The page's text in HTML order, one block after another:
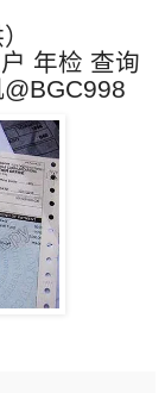
年检 查询